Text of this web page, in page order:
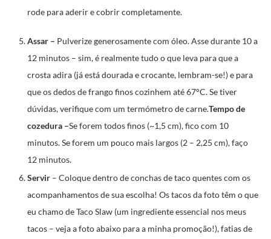
rode para aderir e cobrir completamente.
Assar – Pulverize generosamente com óleo. Asse durante 10 a
12 minutos – sim, é realmente tudo o que leva para que a
crosta adira (já está dourada e crocante, lembram-se!) e para
que os dedos de frango finos cozinhem até 67°C. Se tiver
dúvidas, verifique com um termómetro de carne.Tempo de
cozedura –Se forem todos finos (~1,5 cm), fico com 10
minutos. Se forem um pouco mais largos (2 – 2,25 cm), faço
12 minutos.
Servir – Coloque dentro de conchas de taco quentes com os
acompanhamentos de sua escolha! Os tacos da foto têm o que
eu chamo de Taco Slaw (um ingrediente essencial nos meus
tacos – veja a foto abaixo para a minha promoção!), fatias de